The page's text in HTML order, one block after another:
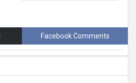
Facebook Comments